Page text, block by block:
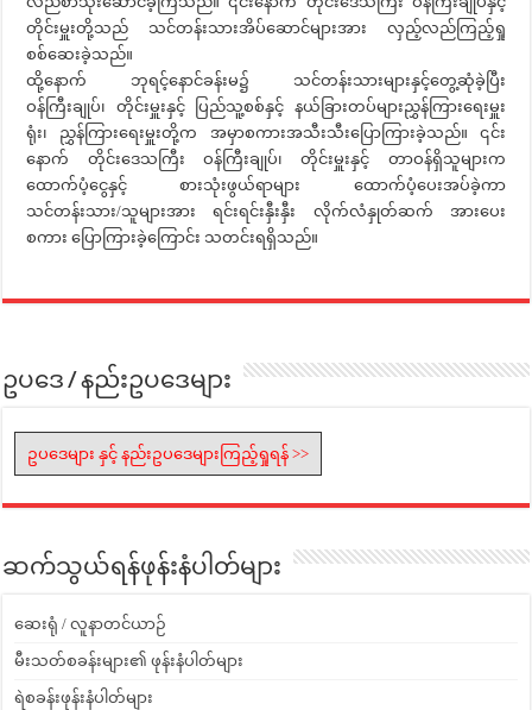
တိုင်းမှူးတို့သည် သင်တန်းသားအိပ်ဆောင်များအား လှည့်လည်ကြည့်ရှု
စစ်ဆေးခဲ့သည်။
ထို့နောက် ဘုရင့်နောင်ခန်းမ၌ သင်တန်းသားများနှင့်တွေ့ဆုံခဲ့ပြီး
ဝန်ကြီးချုပ်၊ တိုင်းမှူးနှင့် ပြည်သူ့စစ်နှင့် နယ်ခြားတပ်များညွှန်ကြားရေးမှူး
ရုံး၊ ညွှန်ကြားရေးမှူးတို့က အမှာစကားအသီးသီးပြောကြားခဲ့သည်။ ၎င်း
နောက် တိုင်းဒေသကြီး ဝန်ကြီးချုပ်၊ တိုင်းမှူးနှင့် တာဝန်ရှိသူများက
ထောက်ပံ့ငွေနှင့် စားသုံးဖွယ်ရာများ ထောက်ပံ့ပေးအပ်ခဲ့ကာ
သင်တန်းသား/သူများအား ရင်းရင်းနှီးနှီး လိုက်လံနှုတ်ဆက် အားပေး
စကား ပြောကြားခဲ့ကြောင်း သတင်းရရှိသည်။
ဥပဒေ / နည်းဥပဒေများ
ဥပဒေများ နှင့် နည်းဥပဒေများကြည့်ရှုရန် >>
ဆက်သွယ်ရန်ဖုန်းနံပါတ်များ
ဆေးရုံ / လူနာတင်ယာဉ်
မီးသတ်စခန်းများ၏ ဖုန်းနံပါတ်များ
ရဲစခန်းဖုန်းနံပါတ်များ